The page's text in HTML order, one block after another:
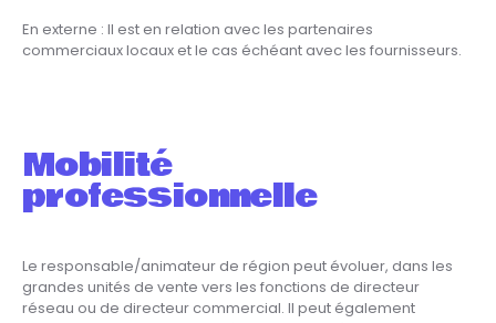
En externe : Il est en relation avec les partenaires
commerciaux locaux et le cas échéant avec les fournisseurs.
Mobilité
professionnelle
Le responsable/animateur de région peut évoluer, dans les
grandes unités de vente vers les fonctions de directeur
réseau ou de directeur commercial. Il peut également